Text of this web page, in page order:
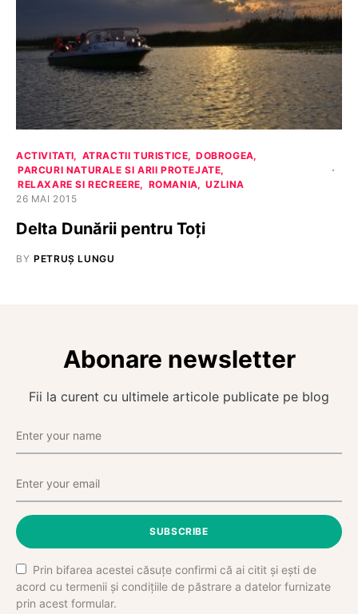
ACTIVITATI ATRACTII TURISTICE
DOBROGEA
PARCURI NATURALE SI ARII PROTEJATE
RELAXARE SI RECREERE
ROMANIA
UZLINA
26 MAI 2015
Delta Dunării pentru Toți
BY PETRUȘ LUNGU
Abonare newsletter
Fii la curent cu ultimele articole publicate pe blog
SUBSCRIBE
Prin bifarea acestei căsuțe confirmi că ai citit și ești de
acord cu termenii și condițiile de păstrare a datelor furnizate
prin acest formular.